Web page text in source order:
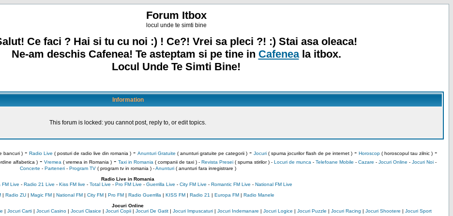
Forum Itbox
locul unde te simti bine
Ce faci ? Hai si tu cu noi :) ! Ce?! Vrei sa pleci ?! :) Stai asa oleaca!
Ne-am deschis Cafenea! Te asteptam si pe tine in Cafeneala itbox.
Locul Unde Te Simti Bine!
Information
This forum is locked: you cannot post, reply to, or edit topics.
bancuri )- Radio Live ( posturi de radio live din romania )- Anunturi Gratuite ( anunturi gratuite pe categorii )- Jocuri( spuma jocurilor flash de pe internet )- Horoscop( horoscopul tau zilnic )-
alfabetica )- Vremea ( vremea in Romania )- Taxi in Romania ( companii de taxi ) - Revista Presei( spuma stirilor ) - Locuri de munca - Telefoane Mobile - Cazare - Jocuri Online - Jocuri Noi-
Concerte - Parteneri- Program TV( program tv in romania )-Anunturi( anunturi fara inregistrare )
Radio Live in Romania
FM Live - Radio 21 Live - Kiss FM live - Total Live - Pro FM Live - Guerrilla Live - City FM Live - Romantic FM Live - National FM Live
| Radio ZU| Magic FM| National FM| City FM| Pro FM| Radio Guerrilla | KISS FM| Radio 21 | Europa FM| Radio Manele
Jocuri Online
| Jocuri Carti| Jocuri Casino| Jocuri Clasice | Jocuri Copii| Jocuri De Gatit| Jocuri Impuscaturi| Jocuri Indemanare | Jocuri Logice | Jocuri Puzzle | Jocuri Racing | Jocuri Shootere | Jocuri Sport